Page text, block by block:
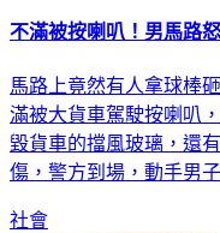
不滿被按喇叭！男馬路
馬路上竟然有人拿球棒
滿被大貨車駕駛按喇叭
毀貨車的擋風玻璃，還
傷，警方到場，動手男
社會